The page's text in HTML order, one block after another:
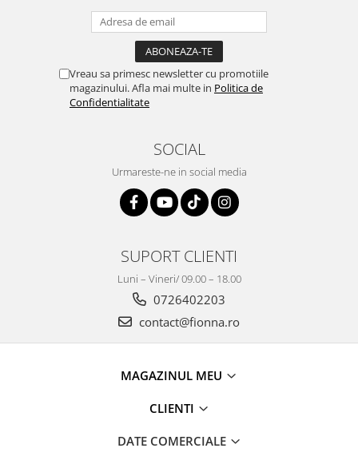
Vreau sa primesc newsletter cu promotiile
magazinului. Afla mai multe in Politica de
Confidentialitate
SOCIAL
Urmareste-ne in social media
SUPORT CLIENTI
Luni – Vineri/ 09.00 – 18.00
0726402203
contact@fionna.ro
MAGAZINUL MEU
CLIENTI
DATE COMERCIALE